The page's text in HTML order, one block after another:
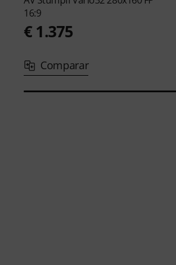
16:9
€ 1.375
Comparar